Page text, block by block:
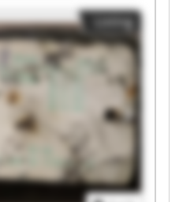
& Medien GmbH TDM
Druck & Medien
GmbH TDM Druck &
& Medien GmbH TDM
Druck & Medien
GmbH TDM Druck &
& Medien GmbH TDM
Druck & Medien
Listing